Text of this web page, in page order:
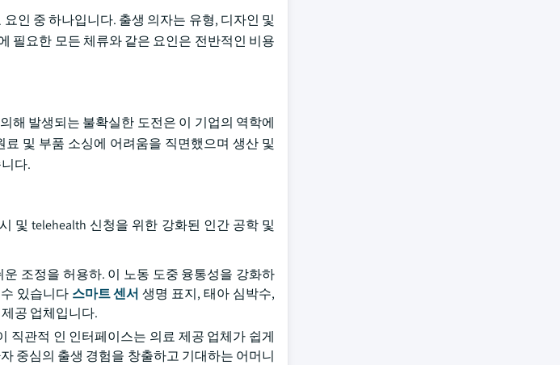
인 중 하나입니다. 출생 의자는 유형, 디자인 및
필요한 모든 체류와 같은 요인은 전반적인 비용
해 발생되는 불확실한 도전은 이 기업의 역학에
및 부품 소싱에 어려움을 직면했으며 생산 및
다.
및 telehealth 신청을 위한 강화된 인간 공학 및
조정을 허용하. 이 노동 도중 융통성을 강화하
있습니다 스마트 센서 생명 표지, 태아 심박수,
공 업체입니다.
직관적 인 인터페이스는 의료 제공 업체가 쉽게
중심의 출생 경험을 창출하고 기대하는 어머니